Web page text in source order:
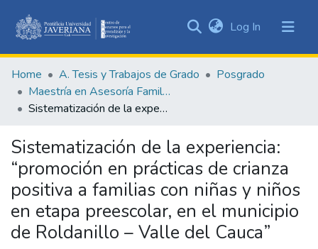
&
Collections
All of DSpace
Statistics
Log In (current)
Home A. Tesis y Trabajos de Grado
Posgrado
Maestría en Asesoría Familiar
Sistematización de la experiencia: “promoción en prácticas de crianza positiva a familias con niñas y niños en etapa preescolar, en el municipio de Roldanillo – Valle del Cauca”
Sistematización de la experiencia:
“promoción en prácticas de crianza
positiva a familias con niñas y niños
en etapa preescolar, en el municipio
de Roldanillo – Valle del Cauca”